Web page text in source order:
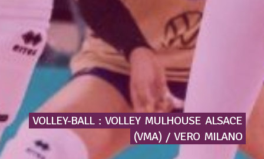
VOLLEY-BALL : VOLLEY MULHOUSE ALSACE
(VMA) / VERO MILANO